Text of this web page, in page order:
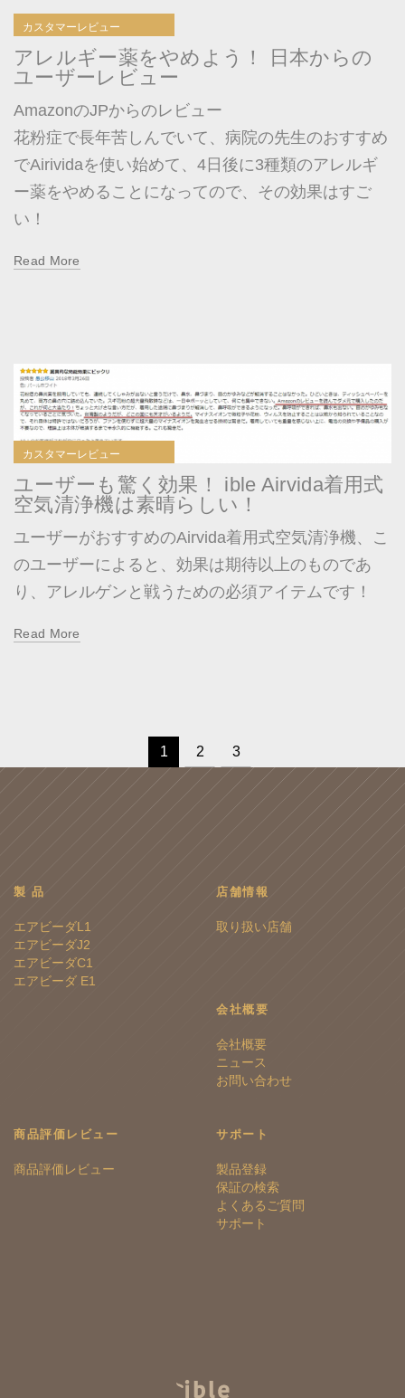
カスタマーレビュー
アレルギー薬をやめよう！ 日本からの
ユーザーレビュー
AmazonのJPからのレビュー
花粉症で長年苦しんでいて、病院の先生のおすすめ
でAirividaを使い始めて、4日後に3種類のアレルギ
ー薬をやめることになってので、その効果はすご
い！
Read More
カスタマーレビュー
ユーザーも驚く効果！ ible Airvida着用式
空気清浄機は素晴らしい！
ユーザーがおすすめのAirvida着用式空気清浄機、こ
のユーザーによると、効果は期待以上のものであ
り、アレルゲンと戦うための必須アイテムです！
Read More
1 2 3
製 品
エアビーダL1
エアビーダJ2
エアビーダC1
エアビーダ E1
店舗情報
取り扱い店舗
会社概要
会社概要
ニュース
お問い合わせ
商品評価レビュー
商品評価レビュー
サポート
製品登録
保証の検索
よくあるご質問
サポート